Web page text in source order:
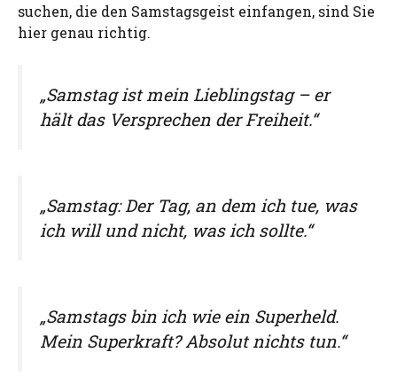
suchen, die den Samstagsgeist einfangen, sind Sie
hier genau richtig.
„Samstag ist mein Lieblingstag – er
hält das Versprechen der Freiheit.“
„Samstag: Der Tag, an dem ich tue, was
ich will und nicht, was ich sollte.“
„Samstags bin ich wie ein Superheld.
Mein Superkraft? Absolut nichts tun.“